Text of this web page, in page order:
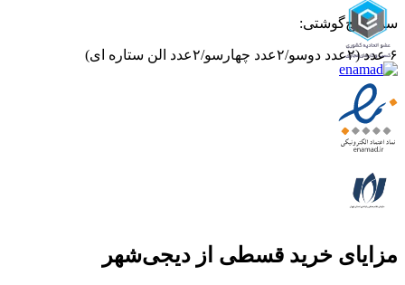
سری پیچ‌گوشتی:
۶ عدد (۲عدد دوسو/۲عدد چهارسو/۲عدد الن ستاره ای)
مزایای خرید قسطی از دیجی‌شهر